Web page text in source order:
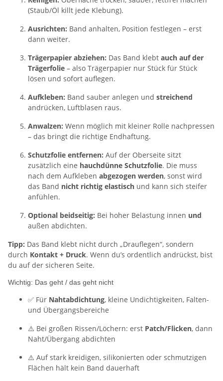
(Staub/Öl killt jede Klebung).
Ausrichten: Band anhalten, Position festlegen – erst
dann weiter.
Trägerpapier abziehen: Das Band klebt auch auf der
Trägerfolie – also Trägerpapier nur Stück für Stück
lösen und sofort auflegen.
Aufkleben: Band sauber anlegen und streichend
andrücken, Luftblasen raus.
Anwalzen: Wenn möglich mit kleiner Rolle nachpressen
– das bringt die richtige Endhaftung.
Schutzfolie entfernen: Auf der Oberseite sitzt
zusätzlich eine hauchdünne Schutzfolie. Die muss
nach dem Aufkleben abgezogen werden, sonst wird
das Band nicht richtig elastisch und kann sich steifer
anfühlen.
Optional beidseitig: Bei hoher Belastung innen und
außen abdichten.
Tipp: Das Band klebt nicht durch „Drauflegen“, sondern
durch Kontakt + Druck. Wenn du’s ordentlich andrückst, bist
du auf der sicheren Seite.
Wichtig: Das geht / das geht nicht
✅ Für Nahtabdichtung, kleine Undichtigkeiten, Falten-
und Übergangsbereiche
⚠️ Bei großen Rissen/Löchern: erst Patch/Flicken, dann
Naht/Übergang abdichten
⚠️ Auf stark kreidigen, silikonierten oder schmutzigen
Flächen hält kein Band dauerhaft